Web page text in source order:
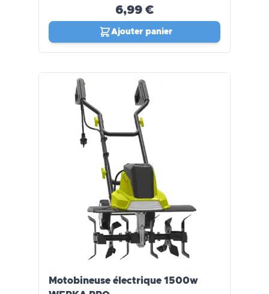
6,99 €
Ajouter panier
Motobineuse électrique 1500w